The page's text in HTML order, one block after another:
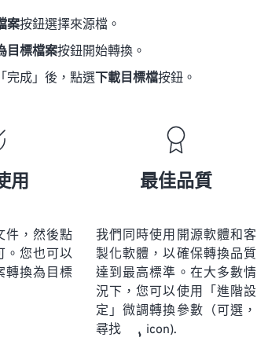
案按鈕選擇來源檔。
目標檔案按鈕開始轉換。
完成」後，點選 下載目標檔按鈕。
用
件，然後點
。您也可以
轉換為目標
最佳品質
我們同時使用開源軟體和客
製化軟體，以確保轉換品質
達到最高標準。在大多數情
況下，您可以使用「進階設
定」微調轉換參數（可選，
尋找
icon).